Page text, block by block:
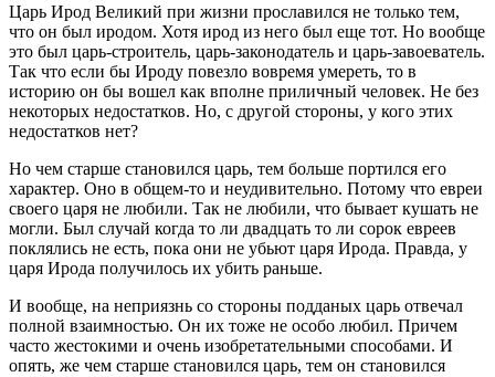
Царь Ирод Великий при жизни прославился не только тем,
что он был иродом. Хотя ирод из него был еще тот. Но вообще
это был царь-строитель, царь-законодатель и царь-завоеватель.
Так что если бы Ироду повезло вовремя умереть, то в
историю он бы вошел как вполне приличный человек. Не без
некоторых недостатков. Но, с другой стороны, у кого этих
недостатков нет?
Но чем старше становился царь, тем больше портился его
характер. Оно в общем-то и неудивительно. Потому что евреи
своего царя не любили. Так не любили, что бывает кушать не
могли. Был случай когда то ли двадцать то ли сорок евреев
поклялись не есть, пока они не убьют царя Ирода. Правда, у
царя Ирода получилось их убить раньше.
И вообще, на неприязнь со стороны подданых царь отвечал
полной взаимностью. Он их тоже не особо любил. Причем
часто жестокими и очень изобретательными способами. И
опять, же чем старше становился царь, тем он становился